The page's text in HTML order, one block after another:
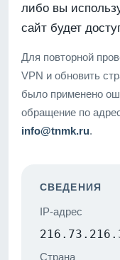
либо вы
сайт будет
Для повторной
VPN и обновить
было применено
обращение по
info@tnmk.ru.
СВЕДЕНИЯ
IP-адрес
Страна